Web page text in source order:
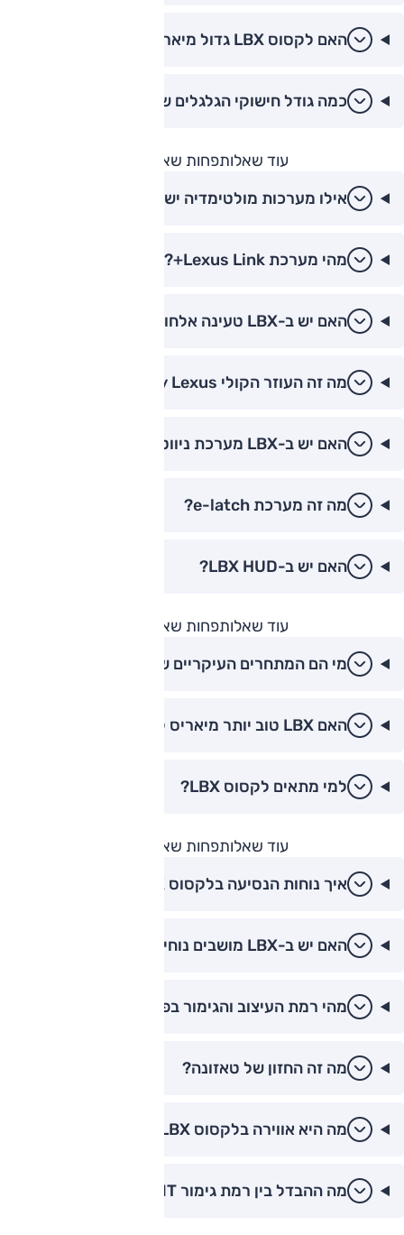
האם לקסוס LBX גדול מיאריס קרוס?
כמה גודל חישוקי הגלגלים של LBX?
עוד שאלותפחות שאלות
אילו מערכות מולטימדיה יש בלקסוס LBX?
מהי מערכת Lexus Link+?
האם יש ב-LBX טעינה אלחוטית?
מה זה העוזר הקולי Hey Lexus?
האם יש ב-LBX מערכת ניווט?
מה זה מערכת e-latch?
האם יש ב-LBX HUD?
עוד שאלותפחות שאלות
מי הם המתחרים העיקריים של LBX?
האם LBX טוב יותר מיאריס קרוס?
למי מתאים לקסוס LBX?
עוד שאלותפחות שאלות
איך נוחות הנסיעה בלקסוס LBX?
האם יש ב-LBX מושבים נוחים?
מהי רמת העיצוב והגימור בפנים LBX?
מה זה החזון של טאזונה?
מה היא אווירה בלקסוס LBX?
מה ההבדל בין רמת גימור ELEGANT ל-COOL?